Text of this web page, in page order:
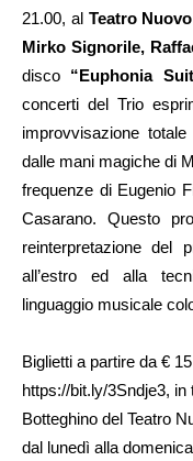
21.00, al Teatro
Mirko Signorile,
disco “Euphonia
concerti del Trio
improvvisazione
dalle mani magiche di
frequenze di Eugenio
Casarano. Questo
reinterpretazione del
all’estro ed alla
linguaggio musicale
Biglietti a partire da €
https://bit.ly/3Sndje3,
Botteghino del Teatro
dal lunedì alla